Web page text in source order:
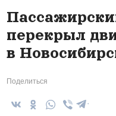
перекрыл
в
Поделиться